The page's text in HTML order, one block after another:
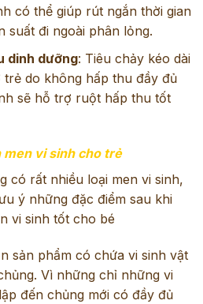
có thể giúp rút ngắn thời gian
suất đi ngoài phân lỏng.
dinh dưỡng: Tiêu chảy kéo dài
trẻ do không hấp thu đầy đủ
sẽ hỗ trợ ruột hấp thu tốt
men vi sinh cho trẻ
có rất nhiều loại men vi sinh,
ý những đặc điểm sau khi
vi sinh tốt cho bé
sản phẩm có chứa vi sinh vật
Vì những chỉ những vi
đến chủng mới có đầy đủ